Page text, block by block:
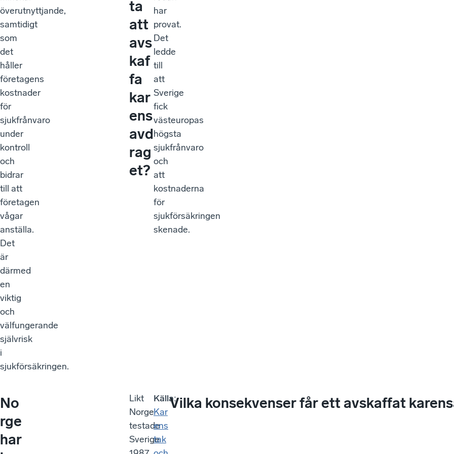
överutnyttjande,
samtidigt
som
det
håller
företagens
kostnader
för
sjukfrånvaro
under
kontroll
och
bidrar
till att
företagen
vågar
anställa.
Det
är
därmed
en
viktig
och
välfungerande
självrisk
i
sjukförsäkringen.
ta
att
avs
kaf
fa
kar
ens
avd
rag
et?
har
provat.
Det
ledde
till
att
Sverige
fick
västeuropas
högsta
sjukfrånvaro
och
att
kostnaderna
för
sjukförsäkringen
skenade.
No
rge
har
Likt
Norge
testade
Sverige
Källa:
Kar
ens
tak
Vilka konsekvenser får ett avskaffat